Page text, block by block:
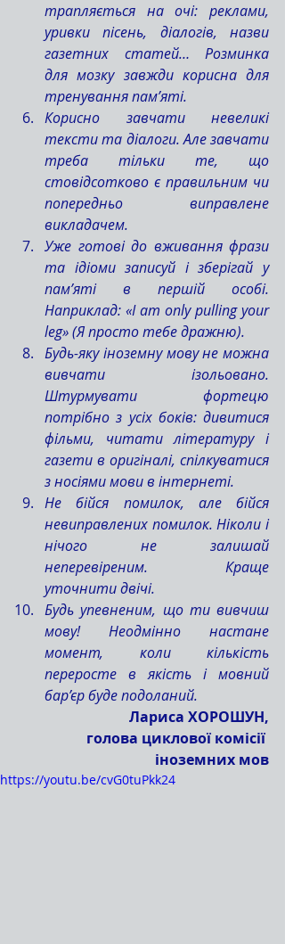
трапляється на очі: реклами,
уривки пісень, діалогів, назви
газетних статей… Розминка
для мозку завжди корисна для
тренування пам’яті.
Корисно завчати невеликі
тексти та діалоги. Але завчати
треба тільки те, що
стовідсотково є правильним чи
попередньо виправлене
викладачем.
Уже готові до вживання фрази
та ідіоми записуй і зберігай у
пам’яті в першій особі.
Наприклад: «I am only pulling your
leg» (Я просто тебе дражню).
Будь-яку іноземну мову не можна
вивчати ізольовано.
Штурмувати фортецю
потрібно з усіх боків: дивитися
фільми, читати літературу і
газети в оригіналі, спілкуватися
з носіями мови в інтернеті.
Не бійся помилок, але бійся
невиправлених помилок. Ніколи і
нічого не залишай
неперевіреним. Краще
уточнити двічі.
Будь упевненим, що ти вивчиш
мову! Неодмінно настане
момент, коли кількість
переросте в якість і мовний
бар’єр буде подоланий.
Лариса ХОРОШУН,
голова циклової комісії
іноземних мов
https://youtu.be/cvG0tuPkk24